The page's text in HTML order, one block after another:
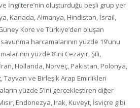
İngiltere’nin oluşturduğu beşli grup yer
Kanada, Almanya, Hindistan, İsrail,
Kore ve Türkiye’den oluşan
harcamalarının yüzde 19’unu
yüzde 8’ini Cezayir, Şili,
Hollanda, Norveç, Pakistan, Polonya,
Tayvan ve Birleşik Arap Emirlikleri
yüzde 5’ini gerçekleştiren diğer
Endonezya, Irak, Kuveyt, İsviçre gibi